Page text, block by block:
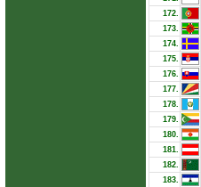
172.
173.
174.
175.
176.
177.
178.
179.
180.
181.
182.
183.